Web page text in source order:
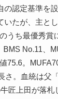
認定基準を
たが、主と
ち最優秀賞
No.11、
75.6。
。血統は父
匠上田が落札